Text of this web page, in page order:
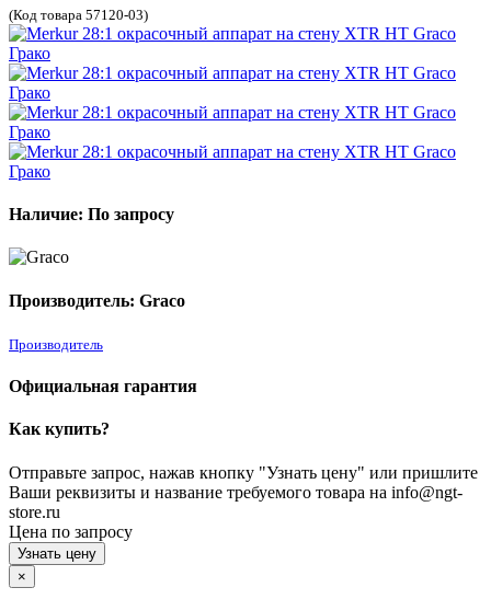
(Код товара 57120-03)
Наличие: По запросу
Производитель: Graco
Производитель
Официальная гарантия
Как купить?
Отправьте запрос, нажав кнопку "Узнать цену" или пришлите
Ваши реквизиты и название требуемого товара на info@ngt-
store.ru
Цена по запросу
Узнать цену
×